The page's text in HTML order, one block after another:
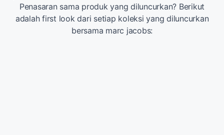
Penasaran sama produk yang diluncurkan? Berikut
adalah first look dari setiap koleksi yang diluncurkan
bersama marc jacobs: